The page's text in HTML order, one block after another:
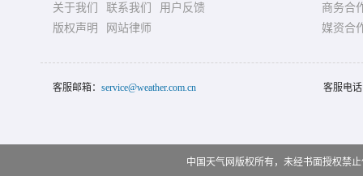
关于我们 联系我们
用户反馈
版权声明
网站律师
商务合
媒资合
客服邮箱： service@weather.com.cn 客服电
中国天气网版权所有，未经书面授权